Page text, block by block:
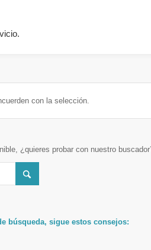
con la selección.
¿quieres probar con nuestro
búsqueda, sigue estos consejos: